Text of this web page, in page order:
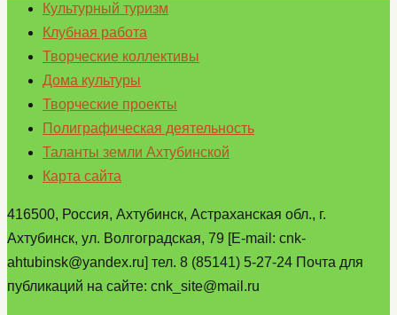
Культурный туризм
Клубная работа
Творческие коллективы
Дома культуры
Творческие проекты
Полиграфическая деятельность
Таланты земли Ахтубинской
Карта сайта
416500, Россия, Ахтубинск, Астраханская обл., г.
Ахтубинск, ул. Волгоградская, 79 [E-mail: cnk-
ahtubinsk@yandex.ru] тел. 8 (85141) 5-27-24 Почта для
публикаций на сайте: cnk_site@mail.ru